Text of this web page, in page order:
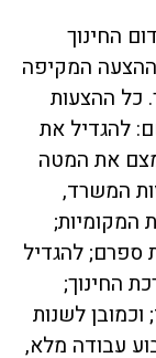
החינוך
ההצעה המקיפה
כל ההצעות
להגדיל את
את המטה
המשרד,
המקומיות;
ספרם; להגדיל
החינוך;
לשנות
עבודה מלא,